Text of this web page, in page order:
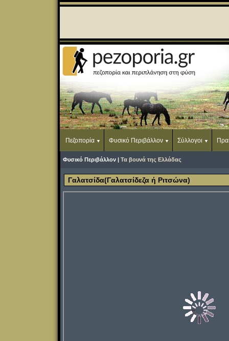
Πεζοπορία Φυσικό Περιβάλλον Σύλλογοι
Φυσικό Περιβάλλον | Τα βουνά της Ελλάδας
Γαλατσίδα(Γαλατσίδεζα ή Ριτσώνα)